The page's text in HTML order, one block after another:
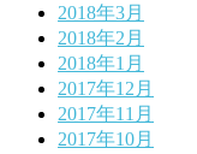
2018年3月
2018年2月
2018年1月
2017年12月
2017年11月
2017年10月